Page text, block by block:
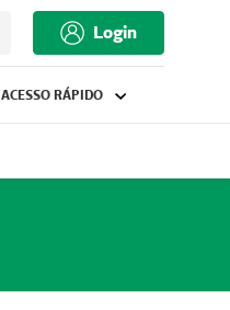
Login
ACESSO RÁPIDO